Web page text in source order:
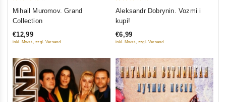
Mihail Muromov. Grand
Collection
€12,99
inkl. Mwst., zzgl. Versand
Aleksandr Dobrynin. Vozmi i
kupi!
€6,99
inkl. Mwst., zzgl. Versand